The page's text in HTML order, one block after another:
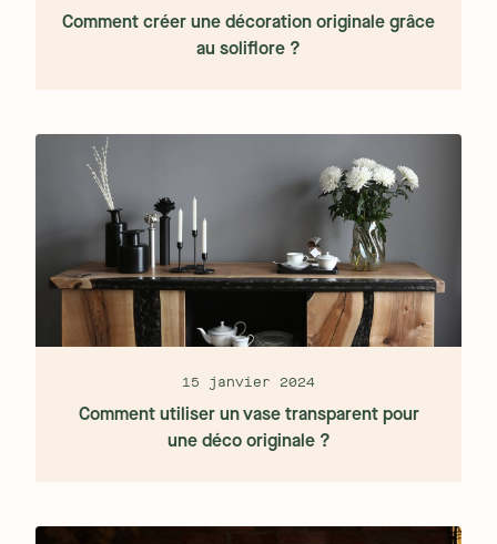
Comment créer une décoration originale grâce
au soliflore ?
15 janvier 2024
Comment utiliser un vase transparent pour
une déco originale ?